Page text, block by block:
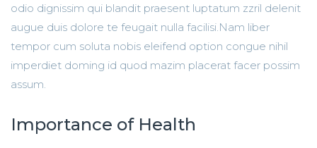
odio dignissim qui blandit praesent luptatum zzril delenit
augue duis dolore te feugait nulla facilisi.Nam liber
tempor cum soluta nobis eleifend option congue nihil
imperdiet doming id quod mazim placerat facer possim
assum.
Importance of Health